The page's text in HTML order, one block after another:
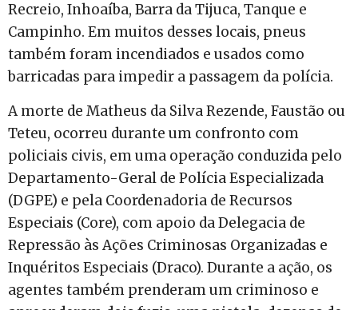
Recreio, Inhoaíba, Barra da Tijuca, Tanque e
Campinho. Em muitos desses locais, pneus
também foram incendiados e usados como
barricadas para impedir a passagem da polícia.
A morte de Matheus da Silva Rezende, Faustão ou
Teteu, ocorreu durante um confronto com
policiais civis, em uma operação conduzida pelo
Departamento-Geral de Polícia Especializada
(DGPE) e pela Coordenadoria de Recursos
Especiais (Core), com apoio da Delegacia de
Repressão às Ações Criminosas Organizadas e
Inquéritos Especiais (Draco). Durante a ação, os
agentes também prenderam um criminoso e